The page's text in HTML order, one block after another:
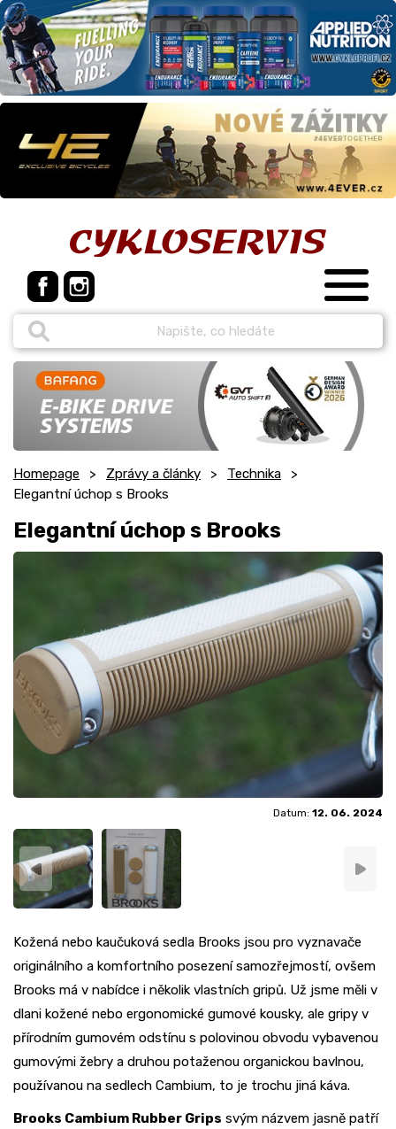
Homepage Zprávy a články
Technika
Elegantní úchop s Brooks
Elegantní úchop s Brooks
Datum: 12. 06. 2024
Kožená nebo kaučuková sedla Brooks jsou pro vyznavače
originálního a komfortního posezení samozřejmostí, ovšem
Brooks má v nabídce i několik vlastních gripů. Už jsme měli v
dlani kožené nebo ergonomické gumové kousky, ale gripy v
přírodním gumovém odstínu s polovinou obvodu vybavenou
gumovými žebry a druhou potaženou organickou bavlnou,
používanou na sedlech Cambium, to je trochu jiná káva.
Brooks Cambium Rubber Grips svým názvem jasně patří